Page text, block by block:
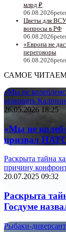
млрд ₽
06.08.2026
Цветы для ВСУ
вопросы в РФ
06.08.2026
«Европа не
переговоры
06.08.2026
САМОЕ
«Мы не
атаковать
26.05.2026 18:25
«Мы не
призвал
Раскрыта тайна
причину
20.07.2025 09:32
Раскрыта
Госдуме
Рыбаки-